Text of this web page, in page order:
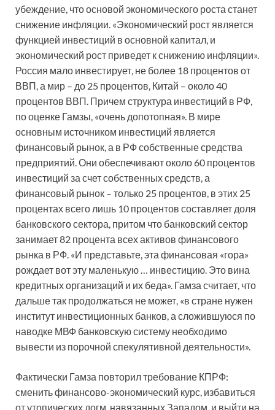
убеждение, что основой экономического роста станет
снижение инфляции. «Экономический рост является
функцией инвестиций в основной капитал, и
экономический рост приведет к снижению инфляции».
Россия мало инвестирует, не более 18 процентов от
ВВП, а мир – до 25 процентов, Китай – около 40
процентов ВВП. Причем структура инвестиций в РФ,
по оценке Гамзы, «очень допотопная». В мире
основным источником инвестиций является
финансовый рынок, а в РФ собственные средства
предприятий. Они обеспечивают около 60 процентов
инвестиций за счет собственных средств, а
финансовый рынок – только 25 процентов, в этих 25
процентах всего лишь 10 процентов составляет доля
банковского сектора, притом что банковский сектор
занимает 82 процента всех активов финансового
рынка в РФ. «И представьте, эта финансовая «гора»
рождает вот эту маленькую … инвестицию. Это вина
кредитных организаций и их беда». Гамза считает, что
дальше так продолжаться не может, «в стране нужен
институт инвестиционных банков, а сложившуюся по
наводке МВФ банковскую систему необходимо
вывести из порочной спекулятивной деятельности».
Фактически Гамза повторил требование КПРФ:
сменить финансово-экономический курс, избавиться
от утопических догм, навязанных Западом, и выйти на